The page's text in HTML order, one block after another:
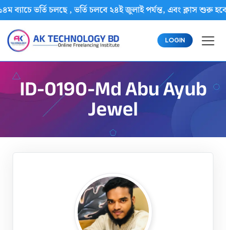
ব্যাচে ভর্তি চলছে , ভর্তি চলবে ২৪ই জুলাই পর্যন্ত, এবং ক্লাস শুরু
LOGIN
ID-0190-Md Abu Ayub
Jewel